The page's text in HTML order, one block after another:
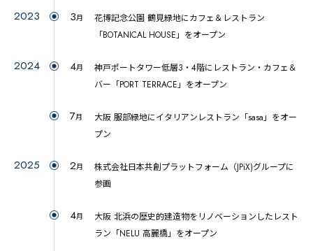
2023 3月
花博記念公園 鶴見緑地にカフェ＆レストラン
「BOTANICAL HOUSE」をオープン
2024 4月
神戸ポートタワー低層3・4階にレストラン・カフェ＆
バー「PORT TERRACE」をオープン
7月
大阪 服部緑地にイタリアンレストラン「sasa」をオー
プン
2025 2月
株式会社日本共創プラットフォーム（JPiX)グループに
参画
4月
大阪 北浜の歴史的建造物をリノベーションしたレスト
ラン「NELU 高麗橋」をオープン